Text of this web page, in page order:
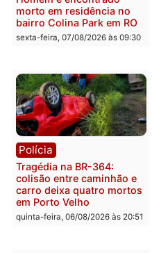
Polícia
Casal é preso pela PRF
com mais de 72 quilos de
sexta-feira, 07/08/2026 às 09:38
Polícia
Homem é encontrado
morto em residência no